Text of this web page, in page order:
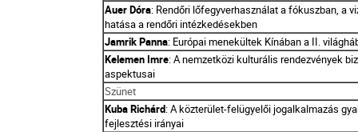
Auer Dóra: Rendőri lőfegyverhasználat a fókuszban, a
hatása a rendőri intézkedésekben
Jamrik Panna: Európai menekültek Kínában a II.
Kelemen Imre: A nemzetközi kulturális rendezvények
aspektusai
Szünet
Kuba Richárd: A közterület-felügyelői jogalkalmazás
fejlesztési irányai